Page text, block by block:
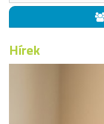
Hírek